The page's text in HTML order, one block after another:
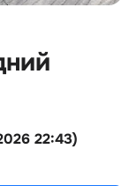
22:43)